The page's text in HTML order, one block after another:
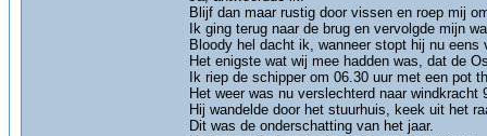
Blijf dan maar rustig door vissen en roep mij
Ik ging terug naar de brug en vervolgde mijn
Bloody hel dacht ik, wanneer stopt hij nu eens
Het enigste wat wij mee hadden was, dat de
Ik riep de schipper om 06.30 uur met een pot
Het weer was nu verslechterd naar
Hij wandelde door het stuurhuis, keek uit het
Dit was de onderschatting van het jaar.